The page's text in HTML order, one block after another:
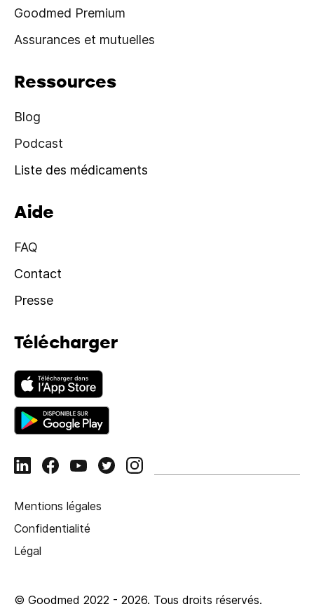
Goodmed Premium
Assurances et mutuelles
Ressources
Blog
Podcast
Liste des médicaments
Aide
FAQ
Contact
Presse
Télécharger
Mentions légales
Confidentialité
Légal
© Goodmed 2022 - 2026. Tous droits réservés.